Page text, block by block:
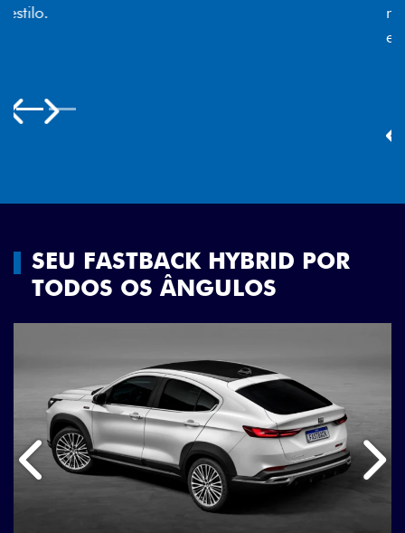
melhor luminosidade, maior durabilidade e mais
SEU FASTBACK HYBRID POR
TODOS OS ÂNGULOS
Anterior